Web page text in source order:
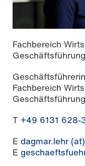
Fachbereich
Fachbereich
T +49 6131 628-
E dagmar.lehr
E